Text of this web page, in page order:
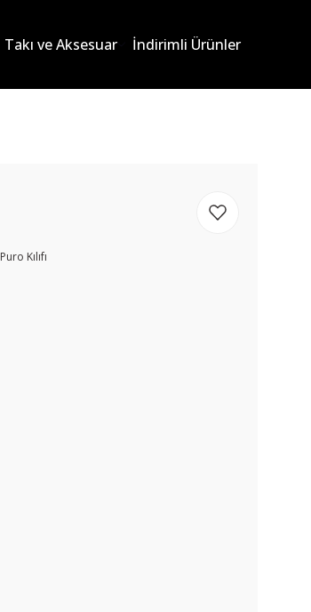
Takı ve Aksesuar İndirimli Ürünler